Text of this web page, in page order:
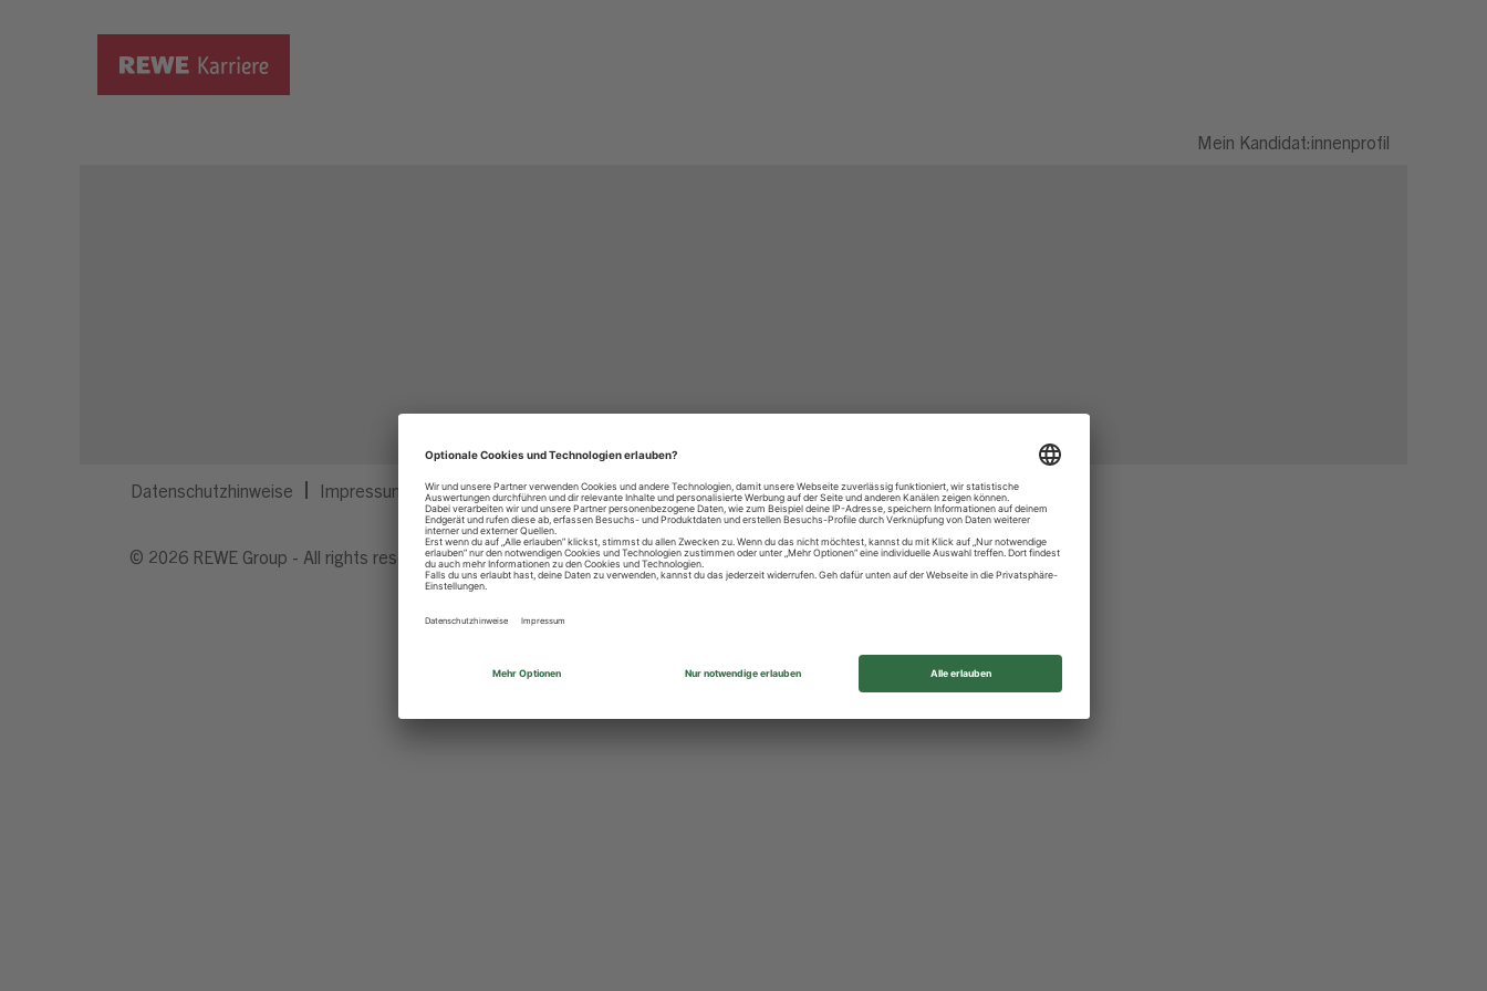
Mein Kandidat:innenprofil
Datenschutzhinweise Impressum Privatsphäre-Einstellungen
© 2026 REWE Group - All rights reserved